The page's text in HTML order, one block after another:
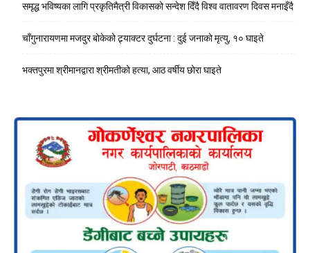
समृद्ध भविष्यका लागि प्रकृतिमैत्री विकासको सन्देश दिँदै विश्व वातावरण दिवस मनाइँदै
चाँगुनारायणमा मजदुर बोकेको ट्र्याक्टर दुर्घटना : दुई जनाको मृत्यु, १० घाइते
भक्तपुरमा श्रीमानद्वारा श्रीमतीको हत्या, आठ वर्षीय छोरा घाइते